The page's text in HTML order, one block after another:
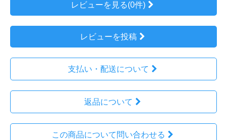
レビューを見る(0件)
レビューを投稿
支払い・配送について
返品について
この商品について問い合わせる